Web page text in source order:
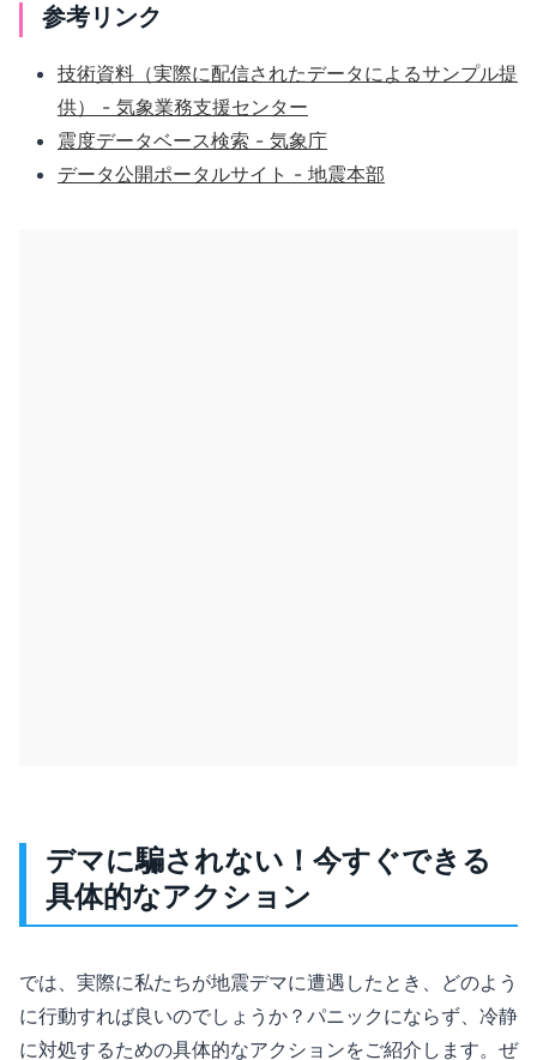
参考リンク
技術資料（実際に配信されたデータによるサンプル提
供） - 気象業務支援センター
震度データベース検索 - 気象庁
データ公開ポータルサイト - 地震本部
デマに騙されない！今すぐできる
具体的なアクション
では、実際に私たちが地震デマに遭遇したとき、どのよう
に行動すれば良いのでしょうか？パニックにならず、冷静
に対処するための具体的なアクションをご紹介します。ぜ